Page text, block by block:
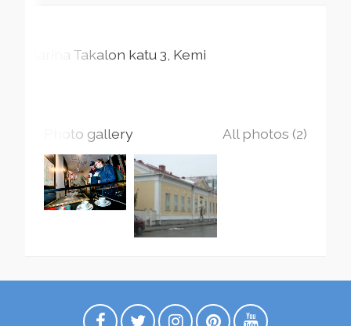
Marina Takalon katu3 Kemi
Photo gallery All photos (2)